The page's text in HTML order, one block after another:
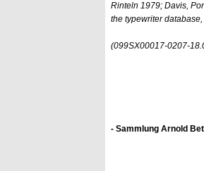
Rinteln 1979; Davis,
the typewriter
(099SX00017-0207-
- Sammlung Arnold